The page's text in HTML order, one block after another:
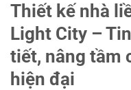
Thiết kế nhà
Light City –
tiết, nâng tầm
hiện đại